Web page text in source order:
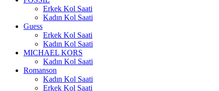
Erkek Kol Saati
Kadın Kol Saati
Guess
Erkek Kol Saati
Kadın Kol Saati
MICHAEL KORS
Kadın Kol Saati
Romanson
Kadın Kol Saati
Erkek Kol Saati